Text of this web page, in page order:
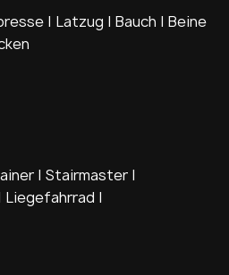
| Latzug | Bauch | Beine
| Stairmaster |
Liegefahrrad |